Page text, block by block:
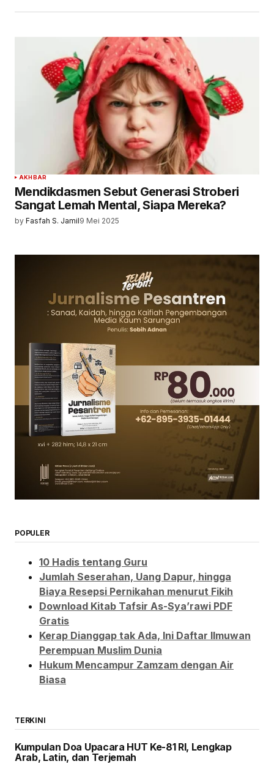
AKHBAR
Mendikdasmen Sebut Generasi Stroberi
Sangat Lemah Mental, Siapa Mereka?
by Fasfah S. Jamil9 Mei 2025
POPULER
10 Hadis tentang Guru
Jumlah Seserahan, Uang Dapur, hingga
Biaya Resepsi Pernikahan menurut Fikih
Download Kitab Tafsir As-Sya’rawi PDF
Gratis
Kerap Dianggap tak Ada, Ini Daftar Ilmuwan
Perempuan Muslim Dunia
Hukum Mencampur Zamzam dengan Air
Biasa
TERKINI
Kumpulan Doa Upacara HUT Ke-81 RI, Lengkap
Arab, Latin, dan Terjemah